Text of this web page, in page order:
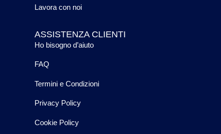
Lavora con noi
ASSISTENZA CLIENTI
Ho bisogno d’aiuto
FAQ
Termini e Condizioni
Privacy Policy
Cookie Policy